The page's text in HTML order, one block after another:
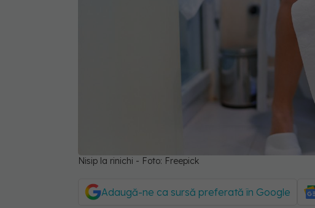
Nisip la rinichi - Foto: Freepick
Adaugă-ne ca sursă preferată în Google